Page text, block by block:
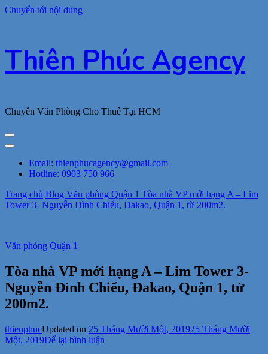
Chuyển tới nội dung
Thiên Phúc Agency
Chuyên Văn Phòng Cho Thuê Tại HCM
Email: thienphucagency@gmail.com
Hotline: 0903 750 966
Trang chủ Blog Văn phòng Quận 1 Tòa nhà VP mới hạng A – Lim
Tower 3- Nguyễn Đình Chiểu, Đakao, Quận 1, từ 200m2.
Văn phòng Quận 1
Tòa nhà VP mới hạng A – Lim Tower 3-
Nguyễn Đình Chiểu, Đakao, Quận 1, từ
200m2.
thienphucUpdated on 25 Tháng Mười Một, 201925 Tháng Mười
Một, 2019Để lại bình luận